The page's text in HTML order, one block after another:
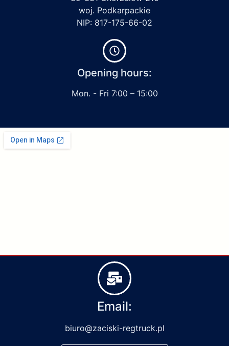
woj. Podkarpackie
NIP: 817-175-66-02
Opening hours:
Mon. - Fri 7:00 – 15:00
Email:
biuro@zaciski-regtruck.pl